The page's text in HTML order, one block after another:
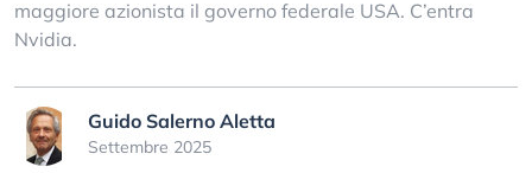
maggiore azionista il governo federale USA. C’entra
Nvidia.
Guido Salerno Aletta
Settembre 2025